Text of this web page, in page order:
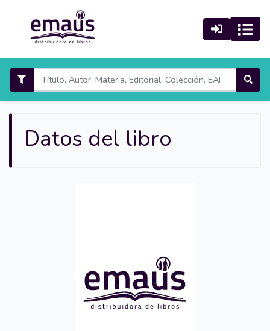
Datos del libro